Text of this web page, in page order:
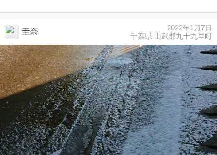
圭奈
2022年1月7日
千葉県 山武郡九十九里町